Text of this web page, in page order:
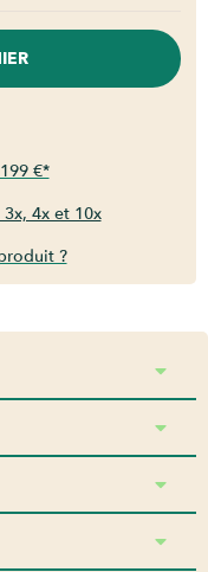
€*
3x, 4x et 10x
?